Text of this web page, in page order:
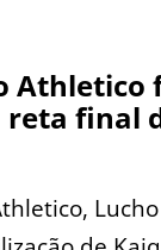
Athletico
reta final